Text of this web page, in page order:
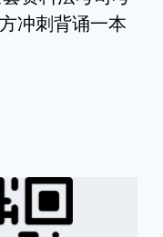
冲刺背诵一本